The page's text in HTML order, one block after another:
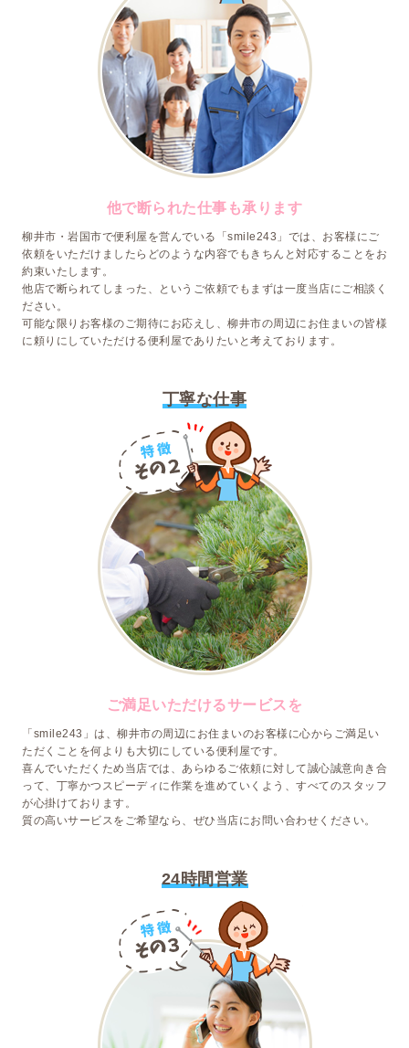
他で断られた仕事も承ります
柳井市・岩国市で便利屋を営んでいる「smile243」では、お客様にご
依頼をいただけましたらどのような内容でもきちんと対応することをお
約束いたします。
他店で断られてしまった、というご依頼でもまずは一度当店にご相談く
ださい。
可能な限りお客様のご期待にお応えし、柳井市の周辺にお住まいの皆様
に頼りにしていただける便利屋でありたいと考えております。
丁寧な仕事
ご満足いただけるサービスを
「smile243」は、柳井市の周辺にお住まいのお客様に心からご満足い
ただくことを何よりも大切にしている便利屋です。
喜んでいただくため当店では、あらゆるご依頼に対して誠心誠意向き合
って、丁寧かつスピーディに作業を進めていくよう、すべてのスタッフ
が心掛けております。
質の高いサービスをご希望なら、ぜひ当店にお問い合わせください。
24時間営業